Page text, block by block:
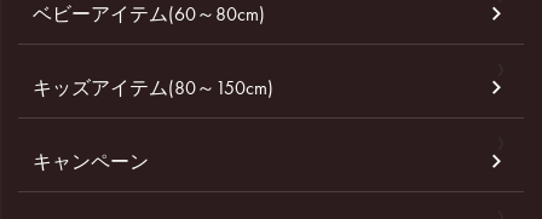
ベビーアイテム(60～80cm)
キッズアイテム(80～150cm)
キャンペーン